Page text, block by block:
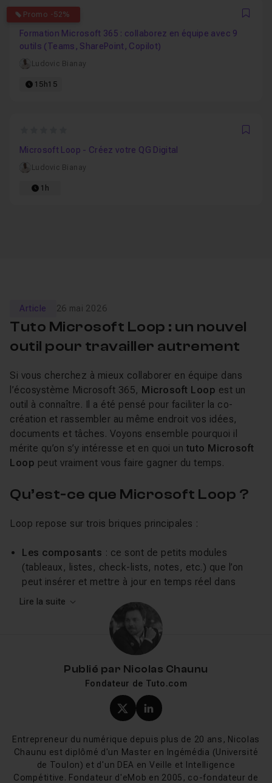
Promo -52%
0
Formation Microsoft 365 : collaborez en équipe avec 9
outils (Teams, SharePoint, Copilot)
Ludovic Bianay
15h15
Microsoft Loop - Créez votre QG Digital
Ludovic Bianay
1h
Article 26 mai 2026
Tuto Microsoft Loop : un nouvel
outil pour travailler autrement
Si vous cherchez à mieux collaborer en équipe dans
l’écosystème Microsoft 365, Microsoft Loop est un
outil à connaître. Il a été pensé pour faciliter la co-
création et rassembler au même endroit vos idées,
documents et tâches. Voyons ensemble pourquoi il
mérite qu’on s’y intéresse et en quoi un tuto Microsoft
Loop peut vraiment vous faire gagner du temps.
Qu’est-ce que Microsoft Loop ?
Loop repose sur trois briques principales :
Les composants : ce sont de petits modules
(tableaux, listes, check-lists, notes, etc.) que l’on
peut insérer et mettre à jour en temps réel dans
Teams, Outlook, Word ou encore Whiteboard.
: de véritables espaces blancs où
l’on assemble ces composants avec du texte, des
liens, des fichiers ou des tâches.
Les espaces de travail: l’endroit où toute l’équipe
se retrouve pour suivre un projet, partager des
documents et avancer ensemble.
Tout est synchronisé automatiquement : une
dans Loop, et inversement.
Pourquoi se former à Microsoft
Lire la suite
Publié par Nicolas Chaunu
Fondateur de Tuto.com
Profil X (twitter) de
Profil LinkedIn de
Entrepreneur du numérique depuis plus de 20 ans, Nicolas
Chaunu est diplômé d'un Master en Ingémédia (Université
de Toulon) et d'un DEA en Veille et Intelligence
Compétitive. Fondateur d'eMob en 2005, co-fondateur de